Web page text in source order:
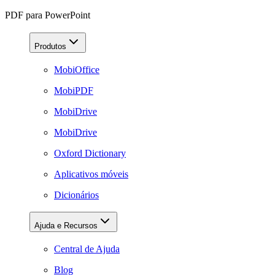
PDF para PowerPoint
Produtos
MobiOffice
MobiPDF
MobiDrive
MobiDrive
Oxford Dictionary
Aplicativos móveis
Dicionários
Ajuda e Recursos
Central de Ajuda
Blog